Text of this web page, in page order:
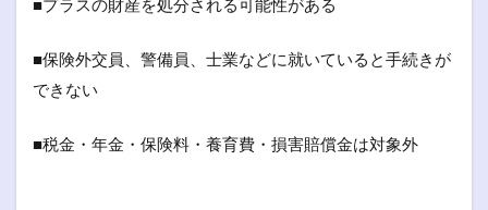
■プラスの財産を処分される可能性がある
■保険外交員、警備員、士業などに就いていると手続きが
できない
■税金・年金・保険料・養育費・損害賠償金は対象外